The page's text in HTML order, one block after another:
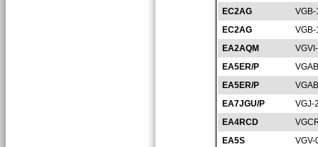
EC2AG
VGB-
EC2AG
VGB-
EA2AQM
EA5ER/P
EA5ER/P
EA7JGU/P
VGJ-
EA4RCD
EA5S
VGV-